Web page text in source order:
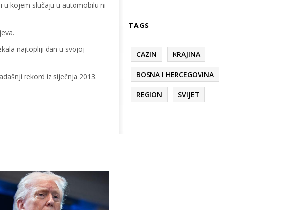
u kojem slučaju u automobilu ni
najtopliji dan u svojoj
rekord iz siječnja 2013.
TAGS
CAZIN KRAJINA
BOSNA I HERCEGOVINA
REGION SVIJET